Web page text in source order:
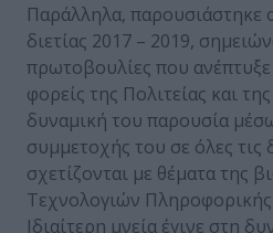
Παράλληλα, παρουσιάστηκε
διετίας 2017 – 2019,
πρωτοβουλίες που
φορείς της Πολιτείας και
δυναμική του παρουσία
συμμετοχής του σε όλες τις
σχετίζονται με θέματα της
Τεχνολογιών Πληροφορικής
Ιδιαίτερη μνεία έγινε στη